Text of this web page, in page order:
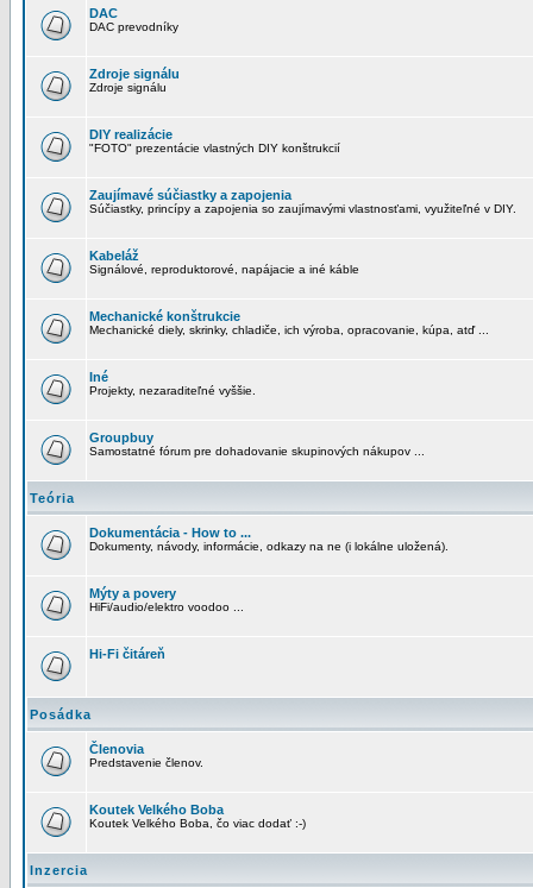
DAC
DAC prevodníky
Zdroje signálu
Zdroje signálu
DIY realizácie
"FOTO" prezentácie vlastných DIY konštrukcií
Zaujímavé súčiastky a zapojenia
Súčiastky, princípy a zapojenia so zaujímavými vlastnosťami, využiteľné v DIY.
Kabeláž
Signálové, reproduktorové, napájacie a iné káble
Mechanické konštrukcie
Mechanické diely, skrinky, chladiče, ich výroba, opracovanie, kúpa, atď ...
Iné
Projekty, nezaraditeľné vyššie.
Groupbuy
Samostatné fórum pre dohadovanie skupinových nákupov ...
Teória
Dokumentácia - How to ...
Dokumenty, návody, informácie, odkazy na ne (i lokálne uložená).
Mýty a povery
HiFi/audio/elektro voodoo ...
Hi-Fi čitáreň
Posádka
Členovia
Predstavenie členov.
Koutek Velkého Boba
Koutek Velkého Boba, čo viac dodať :-)
Inzercia